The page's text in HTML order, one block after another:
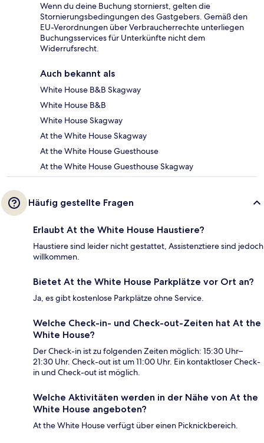
Wenn du deine Buchung stornierst, gelten die
Stornierungsbedingungen des Gastgebers. Gemäß den
EU-Verordnungen über Verbraucherrechte unterliegen
Buchungsservices für Unterkünfte nicht dem
Widerrufsrecht.
Auch bekannt als
White House B&B Skagway
White House B&B
White House Skagway
At the White House Skagway
At the White House Guesthouse
At the White House Guesthouse Skagway
Häufig gestellte Fragen
Erlaubt At the White House Haustiere?
Haustiere sind leider nicht gestattet, Assistenztiere sind jedoch
willkommen.
Bietet At the White House Parkplätze vor Ort an?
Ja, es gibt kostenlose Parkplätze ohne Service.
Welche Check-in- und Check-out-Zeiten hat At the
White House?
Der Check-in ist zu folgenden Zeiten möglich: 15:30 Uhr–
21:30 Uhr. Check-out ist um 11:00 Uhr. Ein kontaktloser Check-
in und Check-out ist möglich.
Welche Aktivitäten werden in der Nähe von At the
White House angeboten?
At the White House verfügt über einen Picknickbereich.